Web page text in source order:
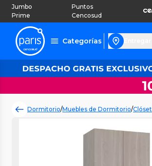
Jumbo
Prime
Puntos
Cencosud
Categorías
Dormitorio/Muebles de Dormitorio/Clóset